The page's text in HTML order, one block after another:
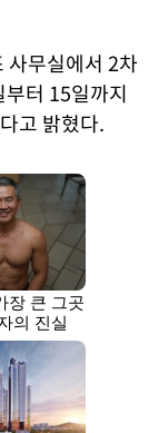
사무실에서 2차
터 15일까지
고 밝혔다.